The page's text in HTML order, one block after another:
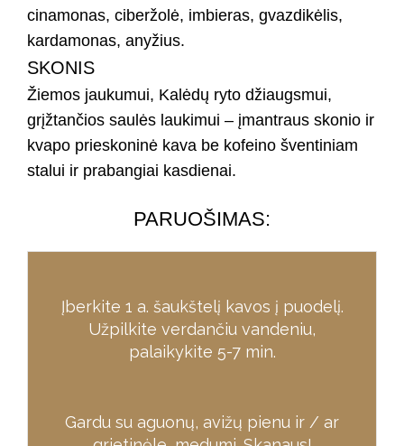
cinamonas, ciberžolė, imbieras, gvazdikėlis,
kardamonas, anyžius.
SKONIS
Žiemos jaukumui, Kalėdų ryto džiaugsmui,
grįžtančios saulės laukimui – įmantraus skonio ir
kvapo prieskoninė kava be kofeino šventiniam
stalui ir prabangiai kasdienai.
PARUOŠIMAS:​
Įberkite 1 a. šaukštelį kavos į puodelį.
Užpilkite verdančiu vandeniu,
palaikykite 5-7 min.
Gardu su aguonų, avižų pienu ir / ar